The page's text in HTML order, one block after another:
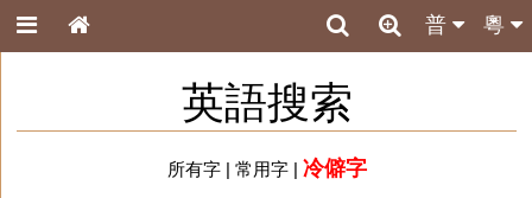
粵
普
英語搜索
所有字| 常用字| 冷僻字